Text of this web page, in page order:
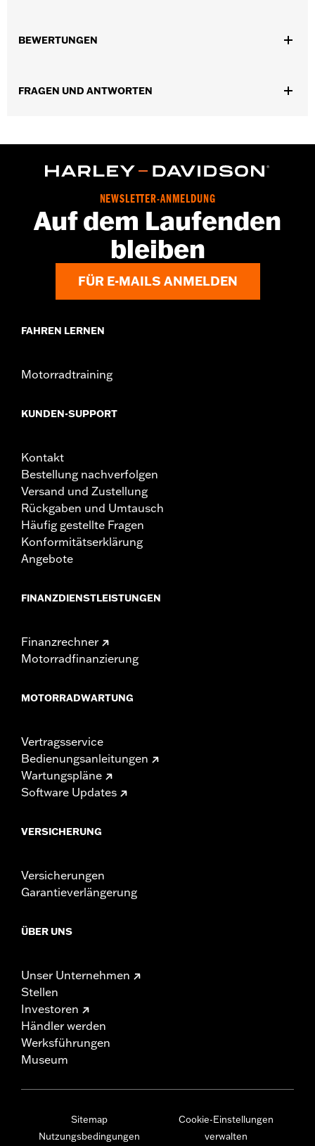
In Einheiten erhältlich:
BEWERTUNGEN
FRAGEN UND ANTWORTEN
NEWSLETTER-ANMELDUNG
Auf dem Laufenden
bleiben
FÜR E-MAILS ANMELDEN
FAHREN LERNEN
Motorradtraining
KUNDEN-SUPPORT
Kontakt
Bestellung nachverfolgen
Versand und Zustellung
Rückgaben und Umtausch
Häufig gestellte Fragen
Konformitätserklärung
Angebote
FINANZDIENSTLEISTUNGEN
Finanzrechner
Motorradfinanzierung
MOTORRADWARTUNG
Vertragsservice
Bedienungsanleitungen
Wartungspläne
Software Updates
VERSICHERUNG
Versicherungen
Garantieverlängerung
ÜBER UNS
Unser Unternehmen
Stellen
Investoren
Händler werden
Werksführungen
Museum
Sitemap
Nutzungsbedingungen
Cookie-Einstellungen
verwalten